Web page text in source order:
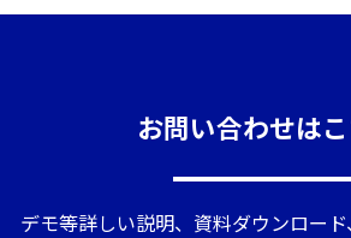
お問い合わせは
デモ等詳しい説明、資料ダウンロー